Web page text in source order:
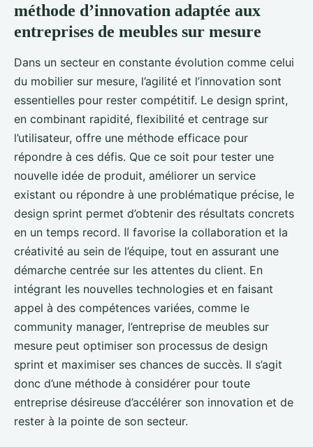
méthode d’innovation adaptée aux
entreprises de meubles sur mesure
Dans un secteur en constante évolution comme celui
du mobilier sur mesure, l’agilité et l’innovation sont
essentielles pour rester compétitif. Le design sprint,
en combinant rapidité, flexibilité et centrage sur
l’utilisateur, offre une méthode efficace pour
répondre à ces défis. Que ce soit pour tester une
nouvelle idée de produit, améliorer un service
existant ou répondre à une problématique précise, le
design sprint permet d’obtenir des résultats concrets
en un temps record. Il favorise la collaboration et la
créativité au sein de l’équipe, tout en assurant une
démarche centrée sur les attentes du client. En
intégrant les nouvelles technologies et en faisant
appel à des compétences variées, comme le
community manager, l’entreprise de meubles sur
mesure peut optimiser son processus de design
sprint et maximiser ses chances de succès. Il s’agit
donc d’une méthode à considérer pour toute
entreprise désireuse d’accélérer son innovation et de
rester à la pointe de son secteur.